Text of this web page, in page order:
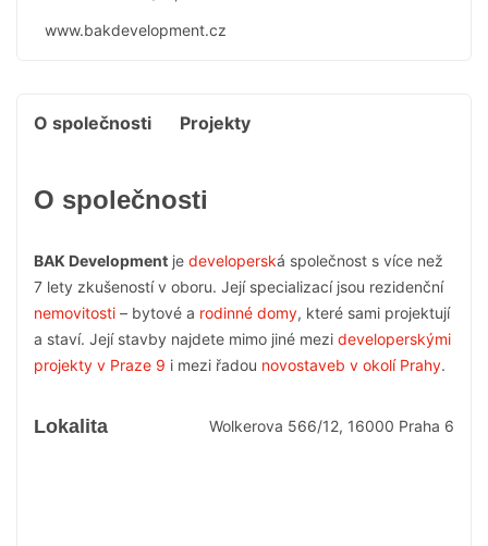
www.bakdevelopment.cz
O společnosti Projekty
O společnosti
BAK Development je developerská společnost s více než
7 lety zkušeností v oboru. Její specializací jsou rezidenční
nemovitosti – bytové a rodinné domy, které sami projektují
a staví. Její stavby najdete mimo jiné mezi developerskými
projekty v Praze 9 i mezi řadou novostaveb v okolí Prahy.
Lokalita Wolkerova 566/12, 16000 Praha 6